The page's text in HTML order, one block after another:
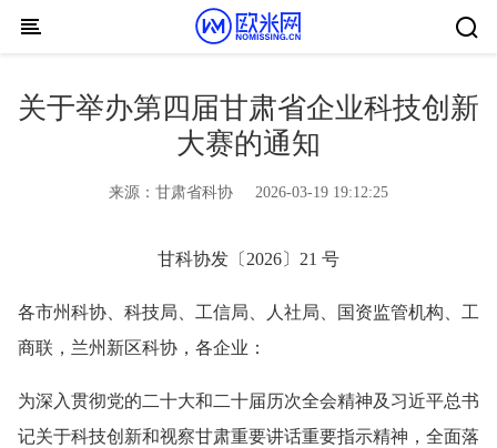
Skip to content
关于举办第四届甘肃省企业科技创新
大赛的通知
来源： 甘肃省科协 2026-03-19 19:12:25
甘科协发〔2026〕21 号
各市州科协、科技局、工信局、人社局、国资监管机构、工
商联，兰州新区科协，各企业：
为深入贯彻党的二十大和二十届历次全会精神及习近平总书
记关于科技创新和视察甘肃重要讲话重要指示精神，全面落